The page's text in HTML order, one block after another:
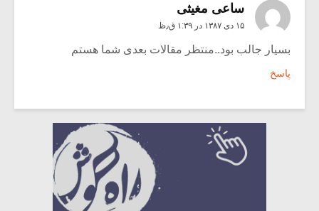
ساعی مغیثی
۱۵ دی ۱۳۸۷ در ۱:۳۹ ق٫ظ
بسیار جالب بود..منتظر مقالات بعدی شما هستم
پاسخ